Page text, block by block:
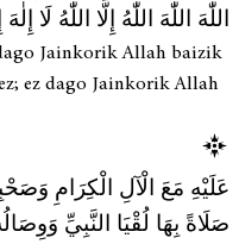
اللّٰهَ اللّٰهَ اللّٰهُ إِلَّا اللّٰهُ لَا إِلٰهَ
Jainkorik Allah baizik
ez dago Jainkorik Allah
عَلَيْهِ مَعَ الْآلِ الْكِرَامِ
صَلَاةً بِهَا لُقْيَا النَّبِيِّ